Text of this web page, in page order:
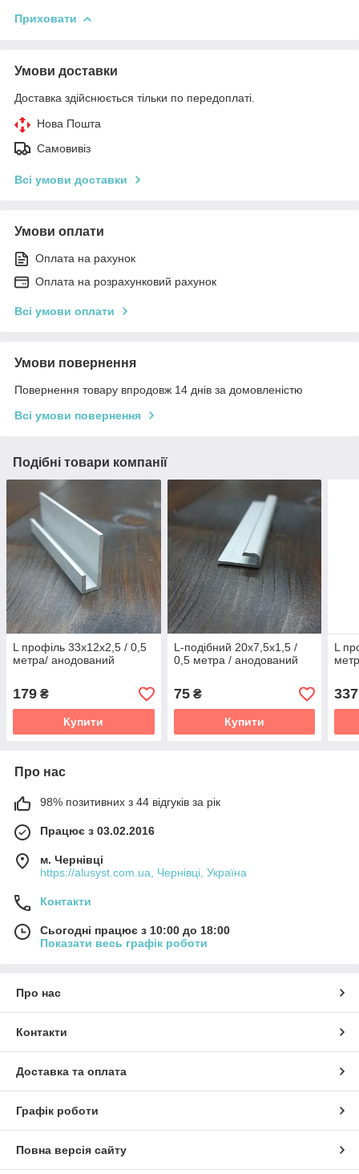
Приховати
Умови доставки
Доставка здійснюється тільки по передоплаті.
Нова Пошта
Самовивіз
Всі умови доставки
Умови оплати
Оплата на рахунок
Оплата на розрахунковий рахунок
Всі умови оплати
Умови повернення
Повернення товару впродовж 14 днів за домовленістю
Всі умови повернення
Подібні товари компанії
L профіль 33х12х2,5 / 0,5
метра/ анодований
179 ₴
Купити
L-подібний 20х7,5х1,5 /
0,5 метра / анодований
75₴
Купити
L
Про нас
98% позитивних з 44 відгуків за рік
Працює з 03.02.2016
м. Чернівці
https://alusyst.com.ua, Чернівці, Україна
Контакти
Сьогодні працює з 10:00 до 18:00
Показати весь графік роботи
Про нас
Контакти
Доставка та оплата
Графік роботи
Повна версія сайту